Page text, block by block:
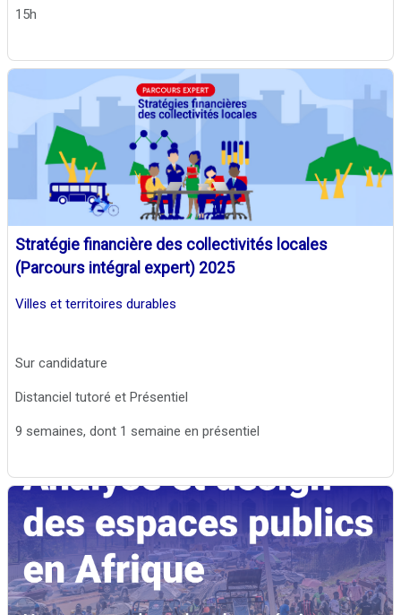
15h
Stratégie financière des collectivités locales
(Parcours intégral expert) 2025
Villes et territoires durables
Sur candidature
Distanciel tutoré et Présentiel
9 semaines, dont 1 semaine en présentiel